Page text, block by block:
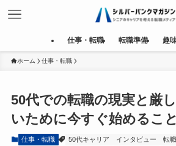
仕事・転職 転職準備 趣
ホーム 仕事・転職
50代での転職の現実と厳
いために今すぐ始めること
仕事・転職 50代キャリア インタビュー 転職